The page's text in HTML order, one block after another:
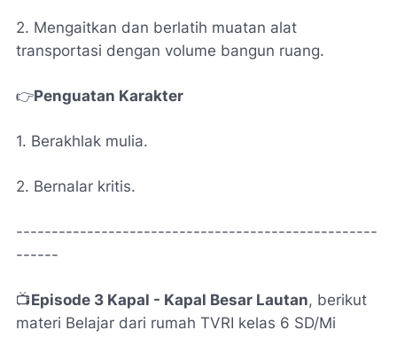
2. Mengaitkan dan berlatih muatan alat
transportasi dengan volume bangun ruang.
👉Penguatan Karakter
1. Berakhlak mulia.
2. Bernalar kritis.
---------------------------------------------------
------
📺Episode 3 Kapal - Kapal Besar Lautan, berikut
materi Belajar dari rumah TVRI kelas 6 SD/Mi